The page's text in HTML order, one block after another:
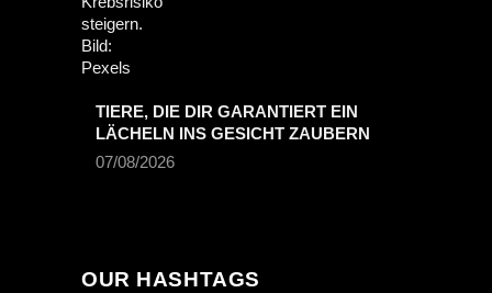
TIERE, DIE DIR GARANTIERT EIN
LÄCHELN INS GESICHT ZAUBERN
07/08/2026
OUR HASHTAGS